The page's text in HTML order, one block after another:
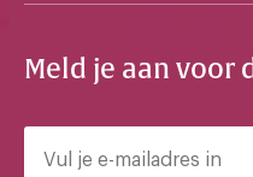
Meld je aan voor